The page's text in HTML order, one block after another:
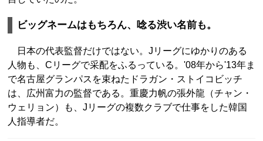
ビッグネームはもちろん、唸る渋い名前も。
日本の代表監督だけではない。Jリーグにゆかりのある
人物も、Cリーグで采配をふるっている。'08年から'13年ま
で名古屋グランパスを束ねたドラガン・ストイコビッチ
は、広州富力の監督である。重慶力帆の張外龍（チャン・
ウェリョン）も、Jリーグの複数クラブで仕事をした韓国
人指導者だ。